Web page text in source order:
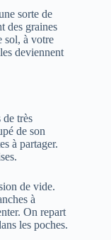
sorte de
des graines
sol, à votre
deviennent
de très
de son
à partager.
de vide.
à
On repart
les poches.